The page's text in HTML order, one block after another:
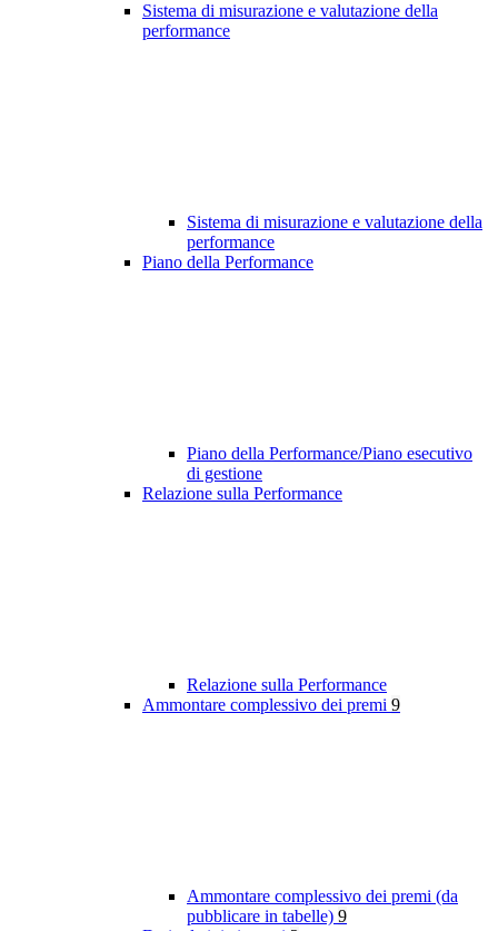
Sistema di misurazione e valutazione della
performance
Sistema di misurazione e valutazione della
performance
Piano della Performance
Piano della Performance/Piano esecutivo
di gestione
Relazione sulla Performance
Relazione sulla Performance
Ammontare complessivo dei premi 9
Ammontare complessivo dei premi (da
pubblicare in tabelle) 9